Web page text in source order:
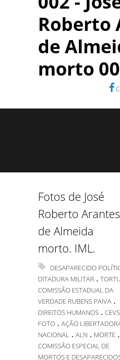
Roberto
de
morto
Fotos de José
Roberto Arantes
de Almeida
morto. IML.
DESAPARECIDO
DITADURA MILITAR .
COMISSÃO ESTADUAL DA
VERDADE RUBENS PAIVA .
DIREITOS HUMANOS .
FOTO . AÇÃO
NACIONAL . ALN . MORTE .
COMISSÃO ESPECIAL DE
MORTOS E